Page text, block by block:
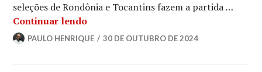
seleções de Rondônia e Tocantins fazem a partida …
Continuar lendo
PAULO HENRIQUE 30 DE OUTUBRO DE 2024